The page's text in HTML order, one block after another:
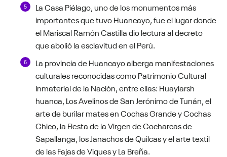
La Casa Piélago, uno de los monumentos más
importantes que tuvo Huancayo, fue el lugar donde
el Mariscal Ramón Castilla dio lectura al decreto
que abolió la esclavitud en el Perú.
La provincia de Huancayo alberga manifestaciones
culturales reconocidas como Patrimonio Cultural
Inmaterial de la Nación, entre ellas: Huaylarsh
huanca, Los Avelinos de San Jerónimo de Tunán, el
arte de burilar mates en Cochas Grande y Cochas
Chico, la Fiesta de la Virgen de Cocharcas de
Sapallanga, los Janachos de Quilcas y el arte textil
de las Fajas de Viques y La Breña.